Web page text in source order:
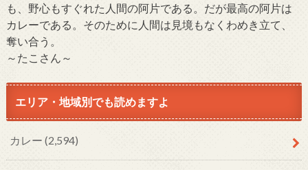
も、野心もすぐれた人間の阿片である。だが最高の阿片は
カレーである。そのために人間は見境もなくわめき立て、
奪い合う。
～たこさん～
エリア・地域別でも読めますよ
カレー (2,594)